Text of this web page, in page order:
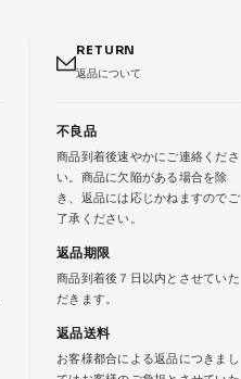
RETURN
返品について
不良品
商品到着後速やかにご連絡くださ
い。商品に欠陥がある場合を除
き、返品には応じかねますのでご
了承ください。
返品期限
商品到着後７日以内とさせていた
だきます。
返品送料
お客様都合による返品につきまし